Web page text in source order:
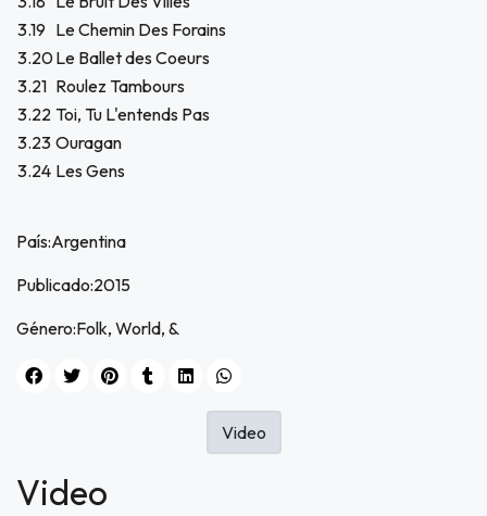
3.19 Le Chemin Des Forains
3.20Le Ballet des Coeurs
3.21 Roulez Tambours
3.22 Toi, Tu L'entends Pas
3.23 Ouragan
3.24 Les Gens
País:Argentina
Publicado:2015
Género:Folk, World, &
Video
Video